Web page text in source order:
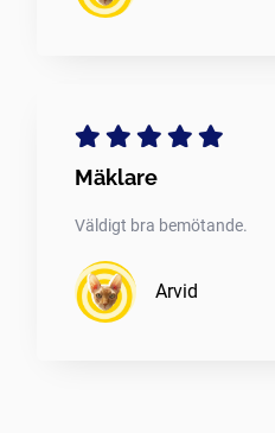
Mäklare
Väldigt bra bemötande.
Arvid